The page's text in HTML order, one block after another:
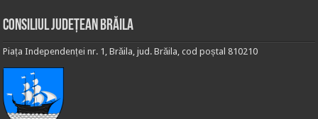
Consiliul Județean Brăila
Piața Independenței nr. 1, Brăila, jud. Brăila, cod poștal 810210